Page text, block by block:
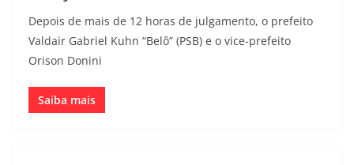
Depois de mais de 12 horas de julgamento, o prefeito
Valdair Gabriel Kuhn “Belô” (PSB) e o vice-prefeito
Orison Donini
Saiba mais